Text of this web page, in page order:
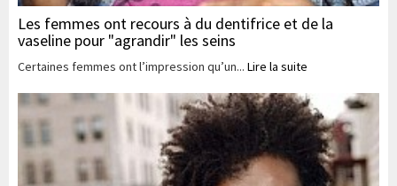
Les femmes ont recours à du dentifrice et de la
vaseline pour "agrandir" les seins
Certaines femmes ont l’impression qu’un... Lire la suite